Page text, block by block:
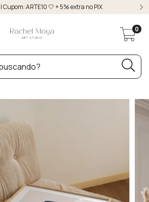
Cupom: ARTE10 🤍 + 5% extra no PIX
0